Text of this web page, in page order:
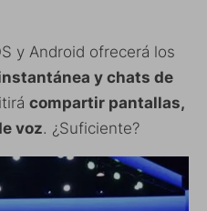
y Android ofrecerá los
y chats de
compartir pantallas,
voz. ¿Suficiente?